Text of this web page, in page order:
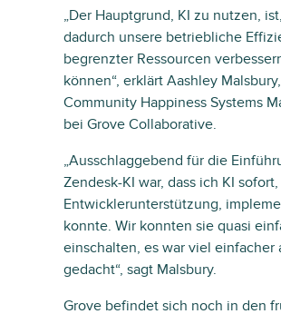
„Der Hauptgrund, KI zu nutzen,
dadurch unsere betriebliche
begrenzter Ressourcen
können“, erklärt Aashley Malsbury,
Community Happiness Systems
bei Grove Collaborative.
„Ausschlaggebend für die
Zendesk-KI war, dass ich KI
Entwicklerunterstützung,
konnte. Wir konnten sie quasi
einschalten, es war viel einfacher
gedacht“, sagt Malsbury.
Grove befindet sich noch in den